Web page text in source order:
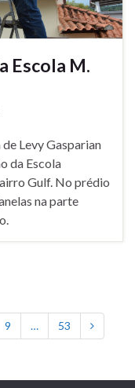
Escola M.
Levy Gasparian
da Escola
Gulf. No prédio
na parte
9 … 53